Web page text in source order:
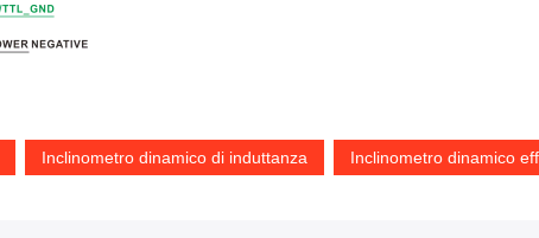
Inclinometro dinamico di induttanza Inclinometro dinamico